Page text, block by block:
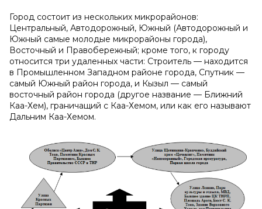
Город состоит из нескольких микрорайонов:
Центральный, Автодорожный, Южный (Автодорожный и
Южный самые молодые микрорайоны города),
Восточный и Правобережный; кроме того, к городу
относится три удаленных части: Строитель — находится
в Промышленном Западном районе города, Спутник —
самый Южный район города, и Кызыл — самый
восточный район города (другое название — Ближний
Каа-Хем), граничащий с Каа-Хемом, или как его называют
Дальним Каа-Хемом.